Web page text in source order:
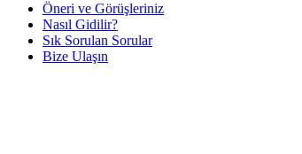
Öneri ve Görüşleriniz
Nasıl Gidilir?
Sık Sorulan Sorular
Bize Ulaşın